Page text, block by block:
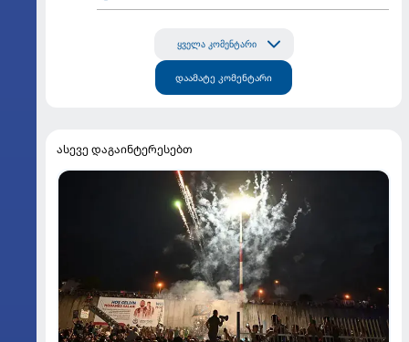
ყველა კომენტარი
დაამატე კომენტარი
ასევე დაგაინტერესებთ